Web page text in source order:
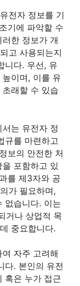
전자 정보를 기
기에 파악할 수
한 정보가 개
고 사용되는지
니다. 우선, 유
이며, 이를 유
래할 수 있습
는 유전자 정
규를 마련하고
보의 안전한 처
포함하고 있
를 제3자와 공
가 필요하며,
없습니다. 이는
거나 상업적 목
중요합니다.
자주 고려해
다. 본인의 유전
혹은 누가 접근